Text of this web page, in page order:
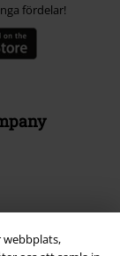
webbplats,
fördelar!